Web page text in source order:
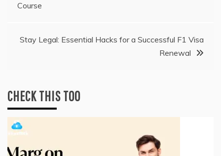
Course
Stay Legal: Essential Hacks for a Successful F1 Visa
Renewal
CHECK THIS TOO